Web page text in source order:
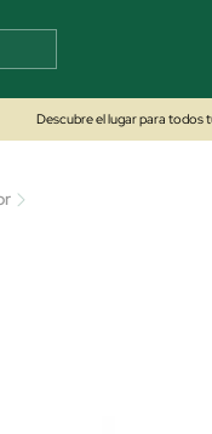
Descubre el lugar para todos